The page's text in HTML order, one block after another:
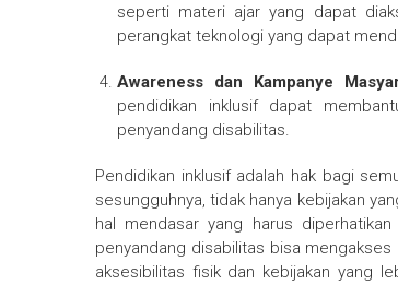
seperti materi ajar yang dapat
perangkat teknologi yang dapat
Awareness dan Kampanye
pendidikan inklusif dapat
penyandang disabilitas.
Pendidikan inklusif adalah hak bagi
sesungguhnya, tidak hanya kebijakan
hal mendasar yang harus
penyandang disabilitas bisa
aksesibilitas fisik dan kebijakan yang